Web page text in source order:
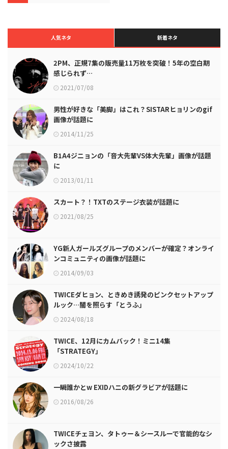
人気ネタ 新着ネタ
2PM、正規7集の販売量11万枚を突破！5年の空白期
感じられず…
2021/07/08
男性が好きな「美脚」はこれ？SISTARヒョリンのgif
画像が話題に
2014/11/25
B1A4ジニョンの「音大先輩VS体大先輩」画像が話題
に
2013/01/11
スカート？！TXTのステージ衣装が話題に
2021/08/25
YG新人ガールズグループのメンバーが確定？オンライ
ンコミュニティの画像が話題に
2014/09/03
TWICEダヒョン、ときめき誘発のピンクセットアップ
ルック…闇を照らす「とうふ」
2024/08/18
TWICE、12月にカムバック！ミニ14集
「STRATEGY」
2024/10/22
一瞬誰かとw EXIDハニの新グラビアが話題に
2016/08/26
TWICEチェヨン、タトゥー＆シースルーで官能的なシ
ックさ披露